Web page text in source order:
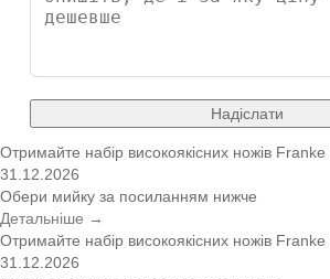
Надіслати
Отримайте набір високоякісних ножів Franke
31.12.2026
Обери мийку за посиланням нижче
Детальніше →
Отримайте набір високоякісних ножів Franke
31.12.2026